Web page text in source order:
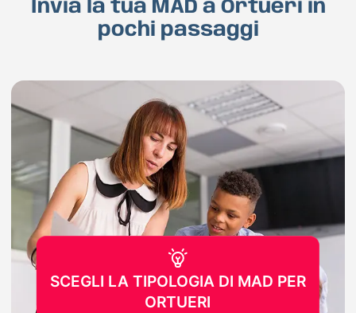
Invia la tua MAD a Ortueri in
pochi passaggi
SCEGLI LA TIPOLOGIA DI MAD PER
ORTUERI